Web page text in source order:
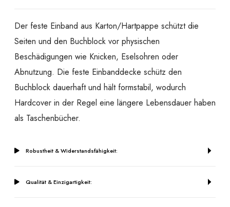
Der feste Einband aus Karton/Hartpappe schützt die
Seiten und den Buchblock vor physischen
Beschädigungen wie Knicken, Eselsohren oder
Abnutzung. Die feste Einbanddecke schütz den
Buchblock dauerhaft und hält formstabil, wodurch
Hardcover in der Regel eine längere Lebensdauer haben
als Taschenbücher.
Robustheit & Widerstandsfähigkeit:
Qualität & Einzigartigkeit: